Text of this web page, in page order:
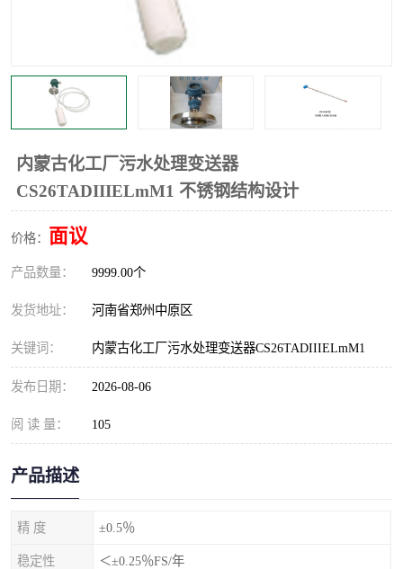
内蒙古化工厂污水处理变送器
CS26TADIIIELmM1 不锈钢结构设计
价格： 面议
产品数量： 9999.00个
发货地址： 河南省郑州中原区
关键词： 内蒙古化工厂污水处理变送器CS26TADIIIELmM1
发布日期： 2026-08-06
阅 读 量： 105
产品描述
精 度 ±0.5％
稳定性 ＜±0.25％FS/年
温度显示控制仪表